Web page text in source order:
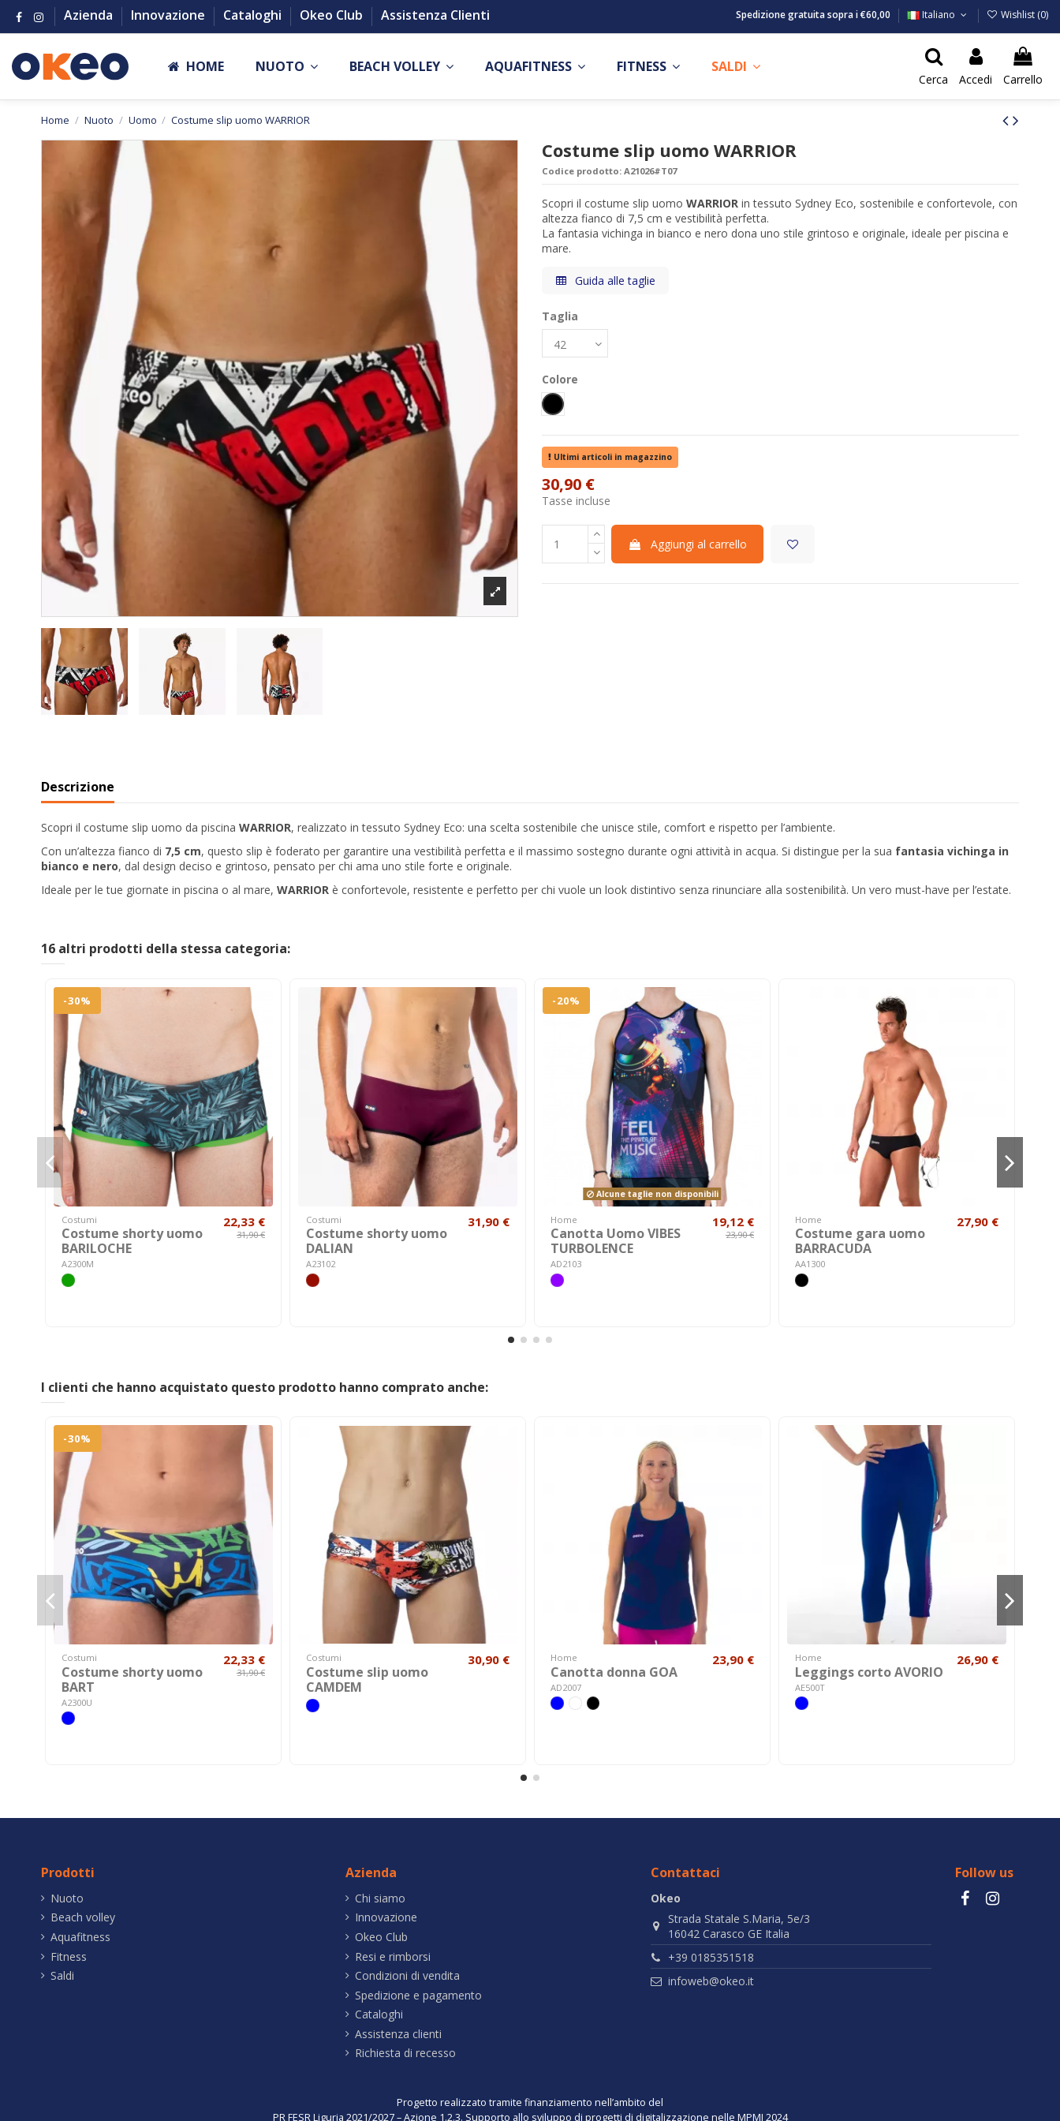
Azienda Innovazione Cataloghi Okeo Club Assistenza Clienti Spedizione gratuita sopra i €60,00 Italiano Wishlist (0)
HOME NUOTO BEACH VOLLEY AQUAFITNESS FITNESS SALDI
Cerca Accedi Carrello
Home Nuoto Uomo Costume slip uomo WARRIOR
Costume slip uomo WARRIOR
Codice prodotto: A21026#T07
Scopri il costume slip uomo WARRIOR in tessuto Sydney Eco, sostenibile e confortevole, con
altezza fianco di 7,5 cm e vestibilità perfetta.
La fantasia vichinga in bianco e nero dona uno stile grintoso e originale, ideale per piscina e
mare.
Guida alle taglie
Taglia
Colore
Nero
Ultimi articoli in magazzino
30,90 €
Tasse incluse
Aggiungi al carrello
Descrizione
Scopri il costume slip uomo da piscina WARRIOR, realizzato in tessuto Sydney Eco: una scelta sostenibile che unisce stile, comfort e rispetto per l’ambiente.
Con un’altezza fianco di 7,5 cm, questo slip è foderato per garantire una vestibilità perfetta e il massimo sostegno durante ogni attività in acqua. Si distingue per la sua fantasia vichinga in
bianco e nero, dal design deciso e grintoso, pensato per chi ama uno stile forte e originale.
Ideale per le tue giornate in piscina o al mare, WARRIOR è confortevole, resistente e perfetto per chi vuole un look distintivo senza rinunciare alla sostenibilità. Un vero must-have per l’estate.
16 altri prodotti della stessa categoria:
-30%
Costumi
Costume shorty uomo
BARILOCHE
A2300M
22,33 €
31,90 €
Costumi
Costume shorty uomo
DALIAN
A23102
31,90 €
-20%
Alcune taglie non disponibili
Home
Canotta Uomo VIBES
TURBOLENCE
AD2103
19,12 €
23,90 €
Home
Costume gara uomo
BARRACUDA
AA1300
27,90 €
I clienti che hanno acquistato questo prodotto hanno comprato anche:
-30%
Costumi
Costume shorty uomo
BART
A2300U
22,33 €
31,90 €
Costumi
Costume slip uomo
CAMDEM
30,90 € Home
Canotta donna GOA
AD2007
23,90 € Home
Leggings corto AVORIO
AE500T
26,90 €
Prodotti
Nuoto
Beach volley
Aquafitness
Fitness
Saldi
Azienda
Chi siamo
Innovazione
Okeo Club
Resi e rimborsi
Condizioni di vendita
Spedizione e pagamento
Cataloghi
Assistenza clienti
Richiesta di recesso
Contattaci
Okeo
Strada Statale S.Maria, 5e/3
16042 Carasco GE Italia
+39 0185351518
infoweb@okeo.it
Follow us
Progetto realizzato tramite finanziamento nell’ambito del
PR FESR Liguria 2021/2027 – Azione 1.2.3. Supporto allo sviluppo di progetti di digitalizzazione nelle MPMI 2024